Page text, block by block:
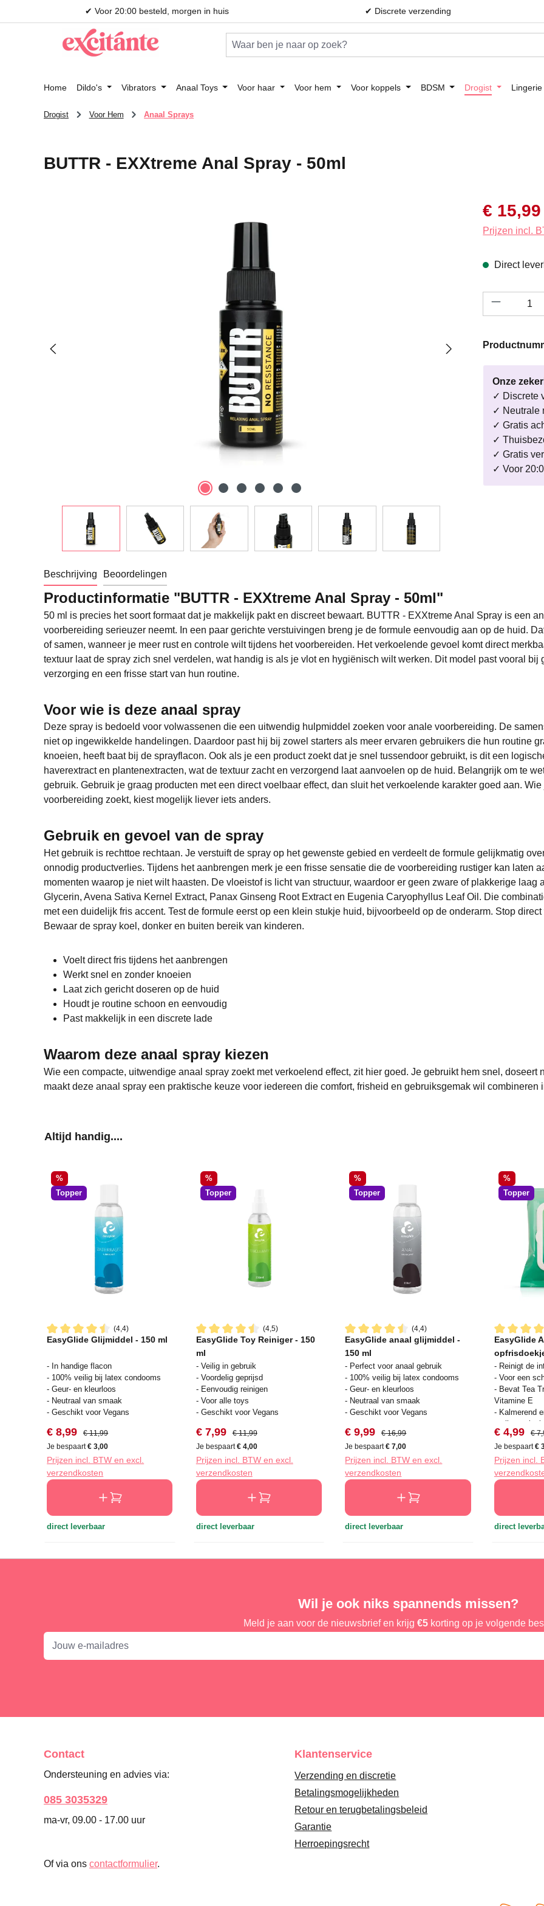
naar de hoofdinhoud
Ga naar de zoekopdracht
Ga naar de hoofdnavigatie✔ Voor 20:00 besteld, morgen in huis ✔ Discrete verzending
Home Dildo's Vibrators Anaal Toys Voor haar Voor hem Voor koppels BDSM Drogist
Drogist Voor Hem Anaal Sprays
BUTTR - EXXtreme Anal Spray - 50ml
Verkoopprijs:
€ 15,99
Prijzen incl.
Direct
Onze
✓ Discrete
✓ Neutrale
✓ Gratis
✓
✓ Gratis
✓ Voor
Beschrijving Beoordelingen
Productinformatie "BUTTR - EXXtreme Anal Spray - 50ml"
50 ml is precies het soort formaat dat je makkelijk pakt en discreet bewaart. BUTTR - EXXtreme Anal Spray is een
voorbereiding serieuzer neemt. In een paar gerichte verstuivingen breng je de formule eenvoudig aan op de huid.
of samen, wanneer je meer rust en controle wilt tijdens het voorbereiden. Het verkoelende gevoel komt direct
textuur laat de spray zich snel verdelen, wat handig is als je vlot en hygiënisch wilt werken. Dit model past vooral bij
verzorging en een frisse start van hun routine.
Voor wie is deze anaal spray
Deze spray is bedoeld voor volwassenen die een uitwendig hulpmiddel zoeken voor anale voorbereiding. De
niet op ingewikkelde handelingen. Daardoor past hij bij zowel starters als meer ervaren gebruikers die hun routine
knoeien, heeft baat bij de sprayflacon. Ook als je een product zoekt dat je snel tussendoor gebruikt, is dit een
haverextract en plantenextracten, wat de textuur zacht en verzorgend laat aanvoelen op de huid. Belangrijk om te
gebruik. Gebruik je graag producten met een direct voelbaar effect, dan sluit het verkoelende karakter goed aan.
voorbereiding zoekt, kiest mogelijk liever iets anders.
Gebruik en gevoel van de spray
Het gebruik is rechttoe rechtaan. Je verstuift de spray op het gewenste gebied en verdeelt de formule gelijkmatig
onnodig productverlies. Tijdens het aanbrengen merk je een frisse sensatie die de voorbereiding rustiger kan laten
momenten waarop je niet wilt haasten. De vloeistof is licht van structuur, waardoor er geen zware of plakkerige laag
Glycerin, Avena Sativa Kernel Extract, Panax Ginseng Root Extract en Eugenia Caryophyllus Leaf Oil. Die
met een duidelijk fris accent. Test de formule eerst op een klein stukje huid, bijvoorbeeld op de onderarm. Stop
Bewaar de spray koel, donker en buiten bereik van kinderen.
Voelt direct fris tijdens het aanbrengen
Werkt snel en zonder knoeien
Laat zich gericht doseren op de huid
Houdt je routine schoon en eenvoudig
Past makkelijk in een discrete lade
Waarom deze anaal spray kiezen
Wie een compacte, uitwendige anaal spray zoekt met verkoelend effect, zit hier goed. Je gebruikt hem snel,
maakt deze anaal spray een praktische keuze voor iedereen die comfort, frisheid en gebruiksgemak wil combineren
Productgalerij overslaan
Altijd handig....
Korting
%
Topper
(4,4)
Gemiddelde waardering van 4.4 van 5 sterren
EasyGlide Glijmiddel - 150 ml
- In handige flacon
- 100% veilig bij latex condooms
- Geur- en kleurloos
- Neutraal van smaak
- Geschikt voor Vegans
Verkoopprijs:
€ 8,99 Normale prijs:
€ 11,99
Je bespaart€ 3,00
Prijzen incl. BTW en excl.
verzendkosten
direct leverbaar
Korting
%
Topper
(4,5)
Gemiddelde waardering van 4.4 van 5 sterren
EasyGlide Toy Reiniger - 150
ml
- Veilig in gebruik
- Voordelig geprijsd
- Eenvoudig reinigen
- Voor alle toys
- Geschikt voor Vegans
Verkoopprijs:
€ 7,99 Normale prijs:
€ 11,99
Je bespaart€ 4,00
Prijzen incl. BTW en excl.
verzendkosten
direct leverbaar
Korting
%
Topper
(4,4)
Gemiddelde waardering van 4.4 van 5 sterren
EasyGlide anaal glijmiddel -
150 ml
- Perfect voor anaal gebruik
- 100% veilig bij latex condooms
- Geur- en kleurloos
- Neutraal van smaak
- Geschikt voor Vegans
Verkoopprijs:
€ 9,99 Normale prijs:
€ 16,99
Je bespaart€ 7,00
Prijzen incl. BTW en excl.
verzendkosten
direct leverbaar
Korting
%
Topper
EasyGlide
- Reinigt de
- Voor een
- Bevat Tea
Vitamine E
- Kalmerend
antibacterieel
- 25 doekjes
€ 4,99
€
Je bespaart€
Prijzen incl.
direct
Wil je ook niks spannends missen?
Meld je aan voor de nieuwsbrief en krijg €5 korting op je volgende
Contact
Ondersteuning en advies via:
085 3035329
ma-vr, 09.00 - 17.00 uur
Of via ons contactformulier.
Klantenservice
Verzending en discretie
Betalingsmogelijkheden
Retour en terugbetalingsbeleid
Garantie
Herroepingsrecht